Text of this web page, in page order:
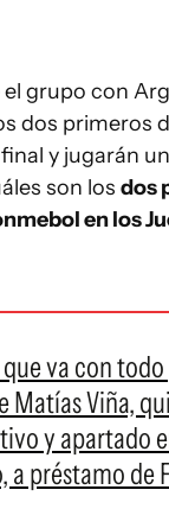
grupo con
dos primeros
y jugarán
son los dos
en los
va con
Viña,
y apartado
a préstamo de